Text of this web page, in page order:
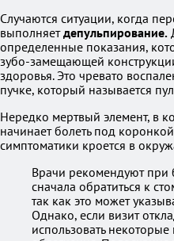
Случаются ситуации, когда
выполняетдепульпирование.
определенные показания,
зубо-замещающей
здоровья. Это чревато
пучке, который называется
Нередко мертвый элемент, в
начинает болеть под
симптоматики кроется в
Врачи рекомендуют при
сначала обратиться к
так как это может
Однако, если визит
использовать